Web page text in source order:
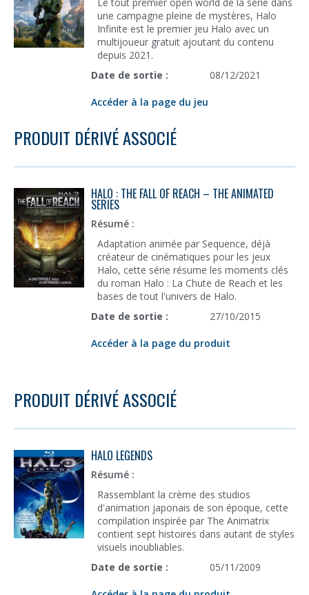
une campagne pleine de mystères, Halo
Infinite est le premier jeu Halo avec un
multijoueur gratuit ajoutant du contenu
depuis 2021.
Date de sortie :
08/12/2021
Accéder à la page du jeu
PRODUIT DÉRIVÉ ASSOCIÉ
HALO : THE FALL OF REACH – THE ANIMATED
SERIES
Résumé :
Adaptation animée par Sequence, déjà
créateur de cinématiques pour les jeux
Halo, cette série résume les moments clés
du roman Halo : La Chute de Reach et les
bases de tout l'univers de Halo.
Date de sortie :
27/10/2015
Accéder à la page du produit
PRODUIT DÉRIVÉ ASSOCIÉ
HALO LEGENDS
Résumé :
Rassemblant la crème des studios
d'animation japonais de son époque, cette
compilation inspirée par The Animatrix
contient sept histoires dans autant de styles
visuels inoubliables.
Date de sortie :
05/11/2009